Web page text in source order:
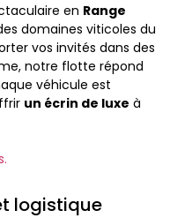
en Range
domaines viticoles du
vos invités dans des
notre flotte répond
véhicule est
un écrin de luxe à
logistique